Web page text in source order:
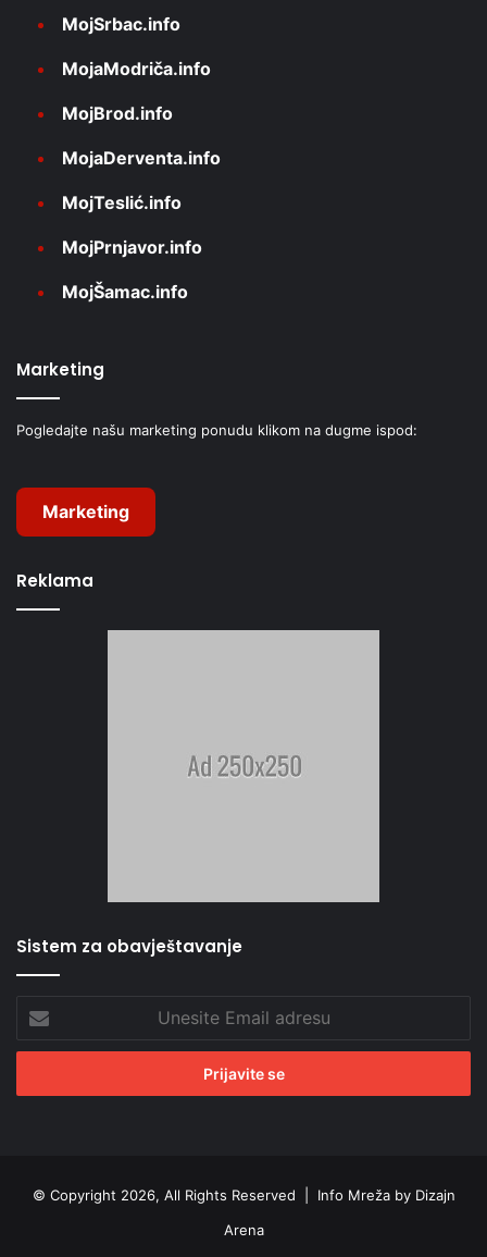
MojSrbac.info
MojaModriča.info
MojBrod.info
MojaDerventa.info
MojTeslić.info
MojPrnjavor.info
MojŠamac.info
Marketing
Pogledajte našu marketing ponudu klikom na dugme ispod:
Marketing
Reklama
Sistem za obavještavanje
Email
adresu
© Copyright 2026, All Rights Reserved | Info Mreža by Dizajn
Arena